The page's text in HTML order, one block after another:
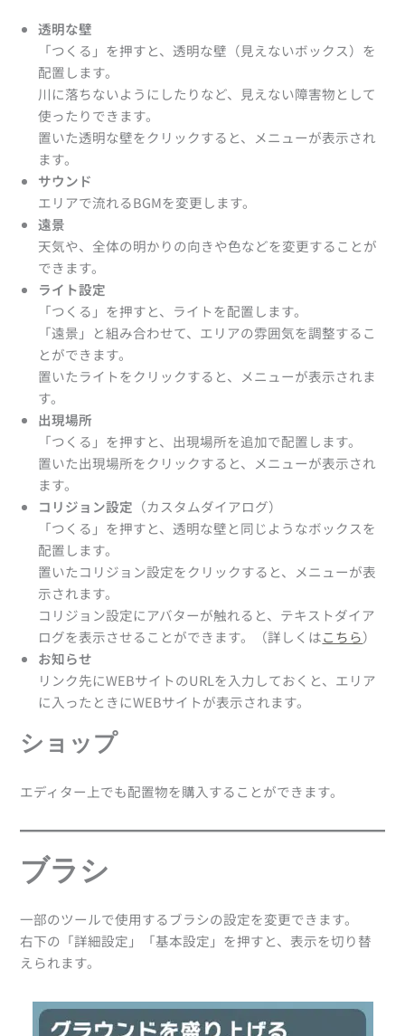
透明な壁
「つくる」を押すと、透明な壁（見えないボックス）を
配置します。
川に落ちないようにしたりなど、見えない障害物として
使ったりできます。
置いた透明な壁をクリックすると、メニューが表示され
ます。
サウンド
エリアで流れるBGMを変更します。
遠景
天気や、全体の明かりの向きや色などを変更することが
できます。
ライト設定
「つくる」を押すと、ライトを配置します。
「遠景」と組み合わせて、エリアの雰囲気を調整するこ
とができます。
置いたライトをクリックすると、メニューが表示されま
す。
出現場所
「つくる」を押すと、出現場所を追加で配置します。
置いた出現場所をクリックすると、メニューが表示され
ます。
コリジョン設定 （カスタムダイアログ）
「つくる」を押すと、透明な壁と同じようなボックスを
配置します。
置いたコリジョン設定をクリックすると、メニューが表
示されます。
コリジョン設定にアバターが触れると、テキストダイア
ログを表示させることができます。（詳しくはこちら）
お知らせ
リンク先にWEBサイトのURLを入力しておくと、エリア
に入ったときにWEBサイトが表示されます。
ショップ
エディター上でも配置物を購入することができます。
ブラシ
一部のツールで使用するブラシの設定を変更できます。
右下の「詳細設定」「基本設定」を押すと、表示を切り替
えられます。